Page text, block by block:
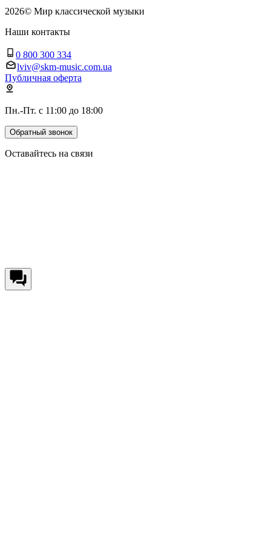
2026© Мир классической музыки
Наши контакты
0 800 300 334
lviv@skm-music.com.ua
Публичная оферта
Пн.-Пт. с 11:00 до 18:00
Обратный звонок
Оставайтесь на связи